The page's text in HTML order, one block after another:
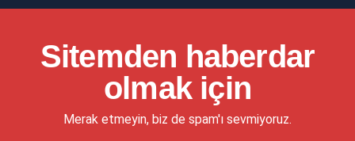
Sitemden haberdar
olmak için
Merak etmeyin, biz de spam'ı sevmiyoruz.